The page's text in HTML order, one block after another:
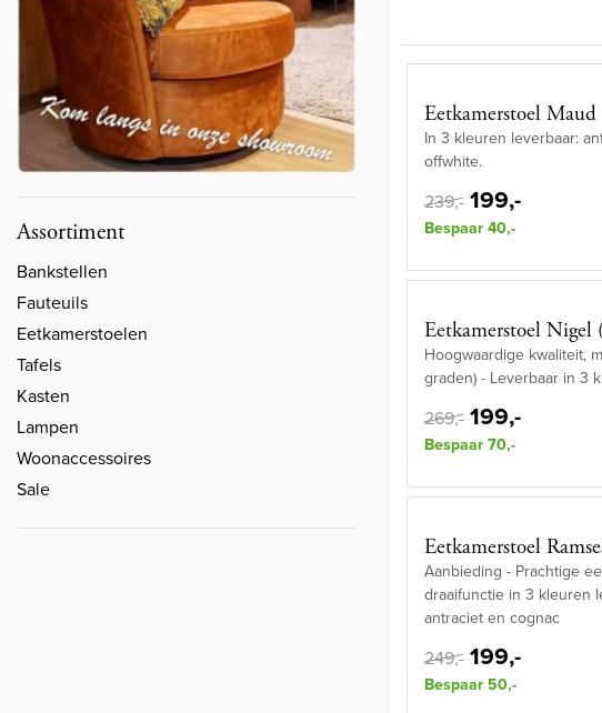
Assortiment
Bankstellen
Fauteuils
Eetkamerstoelen
Tafels
Kasten
Lampen
Woonaccessoires
Sale
Eetkamerstoel
In 3 kleuren leverbaar:
offwhite.
239,- 199,-
Bespaar 40,-
Eetkamerstoel Nigel
Hoogwaardige kwaliteit,
graden) - Leverbaar in 3
269,- 199,-
Bespaar 70,-
Eetkamerstoel
Aanbieding - Prachtige
draaifunctie in 3 kleuren
antraciet en cognac
249,- 199,-
Bespaar 50,-